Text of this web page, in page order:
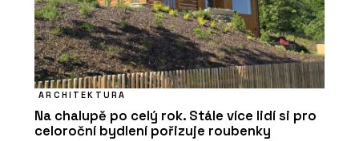
ARCHITEKTURA
Na chalupě po celý rok. Stále více lidí si pro
celoroční bydlení pořizuje roubenky